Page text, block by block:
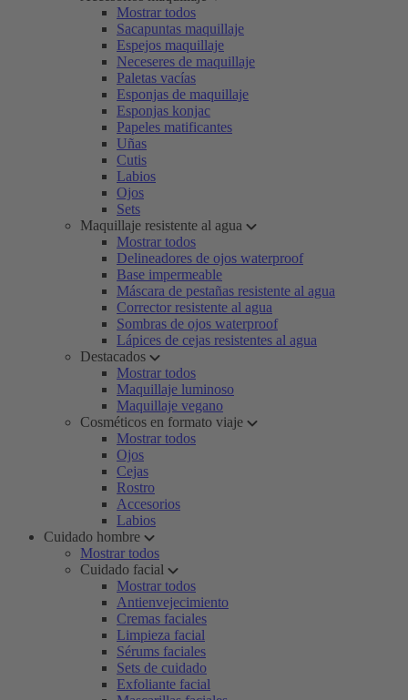
Mostrar todos
Sacapuntas maquillaje
Espejos maquillaje
Neceseres de maquillaje
Paletas vacías
Esponjas de maquillaje
Esponjas konjac
Papeles matificantes
Uñas
Cutis
Labios
Ojos
Sets
Maquillaje resistente al agua
Mostrar todos
Delineadores de ojos waterproof
Base impermeable
Máscara de pestañas resistente al agua
Corrector resistente al agua
Sombras de ojos waterproof
Lápices de cejas resistentes al agua
Destacados
Mostrar todos
Maquillaje luminoso
Maquillaje vegano
Cosméticos en formato viaje
Mostrar todos
Ojos
Cejas
Rostro
Accesorios
Labios
Cuidado hombre
Mostrar todos
Cuidado facial
Mostrar todos
Antienvejecimiento
Cremas faciales
Limpieza facial
Sérums faciales
Sets de cuidado
Exfoliante facial